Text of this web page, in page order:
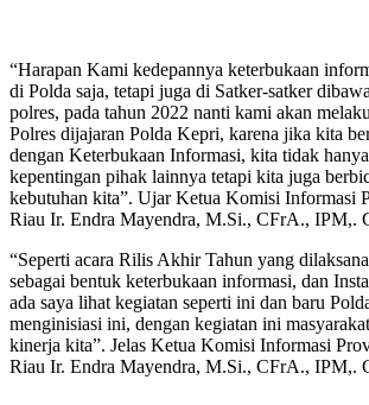
“Harapan Kami kedepannya keterbukaan
di Polda saja, tetapi juga di Satker-satker
polres, pada tahun 2022 nanti kami akan
Polres dijajaran Polda Kepri, karena jika kita
dengan Keterbukaan Informasi, kita tidak
kepentingan pihak lainnya tetapi kita juga
kebutuhan kita”. Ujar Ketua Komisi Informasi
Riau Ir. Endra Mayendra, M.Si., CFrA., IPM,.
“Seperti acara Rilis Akhir Tahun yang
sebagai bentuk keterbukaan informasi, dan
ada saya lihat kegiatan seperti ini dan baru
menginisiasi ini, dengan kegiatan ini
kinerja kita”. Jelas Ketua Komisi Informasi
Riau Ir. Endra Mayendra, M.Si., CFrA., IPM,.